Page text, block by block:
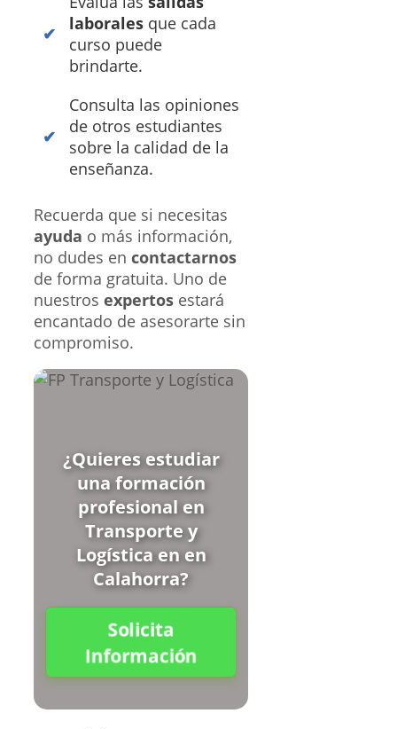
laborales que cada
curso puede
brindarte.
Consulta las opiniones
de otros estudiantes
sobre la calidad de la
enseñanza.
Recuerda que si necesitas
ayuda o más información,
no dudes en contactarnos
de forma gratuita. Uno de
nuestros expertos estará
encantado de asesorarte sin
compromiso.
¿Quieres estudiar
una formación
profesional en
Transporte y
Logística en en
Calahorra?
Solicita
Información